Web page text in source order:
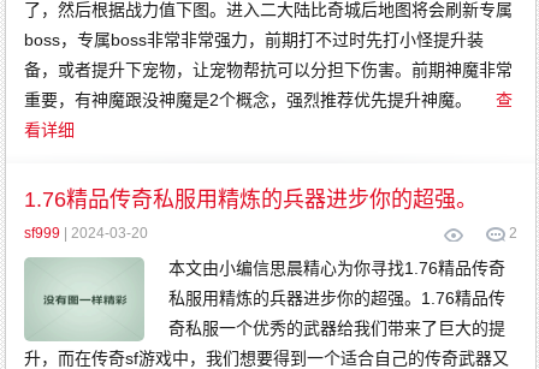
布
精
品
传
奇
英
雄
传
奇
金
币
传
奇
中
变
传
奇
变
态
传
奇
网
通
传
奇
了，然后根据战力值下图。进入二大陆比奇城后地图将会刷新专属
boss，专属boss非常非常强力，前期打不过时先打小怪提升装
备，或者提升下宠物，让宠物帮抗可以分担下伤害。前期神魔非常
重要，有神魔跟没神魔是2个概念，强烈推荐优先提升神魔。
查
看详细
1.76精品传奇私服用精炼的兵器进步你的超强。
2
sf999 | 2024-03-20
本文由小编信思晨精心为你寻找1.76精品传奇
私服用精炼的兵器进步你的超强。1.76精品传
奇私服一个优秀的武器给我们带来了巨大的提
升，而在传奇sf游戏中，我们想要得到一个适合自己的传奇武器又